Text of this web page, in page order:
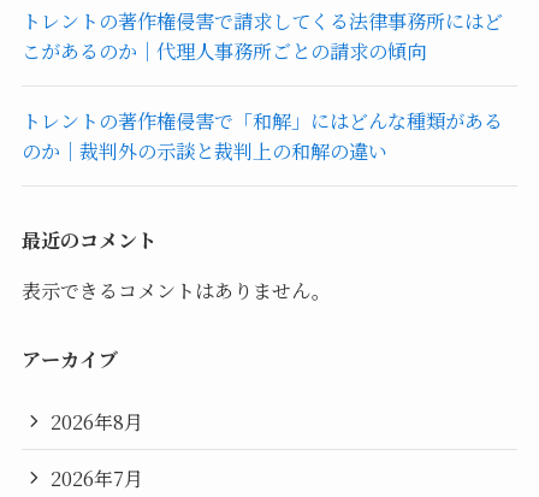
トレントの著作権侵害で請求してくる法律事務所にはど
こがあるのか｜代理人事務所ごとの請求の傾向
トレントの著作権侵害で「和解」にはどんな種類がある
のか｜裁判外の示談と裁判上の和解の違い
最近のコメント
表示できるコメントはありません。
アーカイブ
2026年8月
2026年7月